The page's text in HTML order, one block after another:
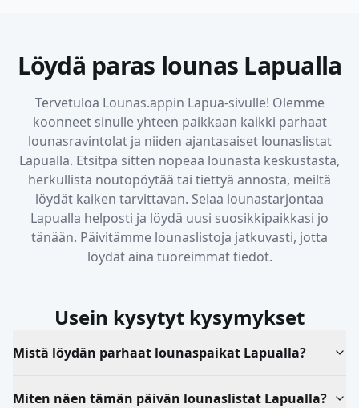
Löydä paras lounas Lapualla
Tervetuloa Lounas.appin Lapua-sivulle! Olemme
koonneet sinulle yhteen paikkaan kaikki parhaat
lounasravintolat ja niiden ajantasaiset lounaslistat
Lapualla. Etsitpä sitten nopeaa lounasta keskustasta,
herkullista noutopöytää tai tiettyä annosta, meiltä
löydät kaiken tarvittavan. Selaa lounastarjontaa
Lapualla helposti ja löydä uusi suosikkipaikkasi jo
tänään. Päivitämme lounaslistoja jatkuvasti, jotta
löydät aina tuoreimmat tiedot.
Usein kysytyt kysymykset
Mistä löydän parhaat lounaspaikat Lapualla?
Miten näen tämän päivän lounaslistat Lapualla?